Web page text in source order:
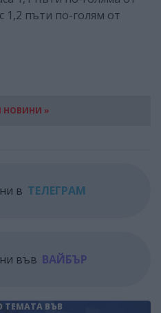
1,2 пъти по-голям от
НОВИНИ »
в ТЕЛЕГРАМ
във ВАЙБЪР
ТЕМАТА ВЪВ